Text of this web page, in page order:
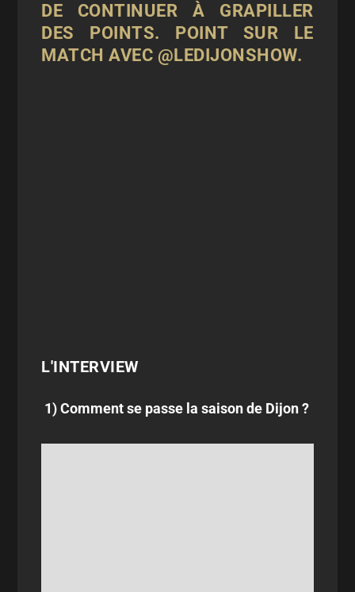
DE CONTINUER À GRAPILLER
DES POINTS. POINT SUR LE
MATCH AVEC @LEDIJONSHOW.
L'INTERVIEW
1) Comment se passe la saison de Dijon ?